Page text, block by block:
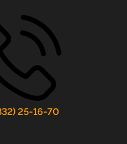
25-16-70